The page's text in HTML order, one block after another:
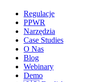
Regulacje
PPWR
Narzędzia
Case Studies
O Nas
Blog
Webinary
Demo